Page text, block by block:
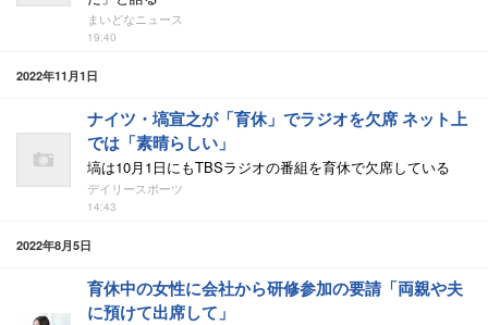
まいどなニュース
19:40
2022年11月1日
ナイツ・塙宣之が「育休」でラジオを欠席 ネット上
では「素晴らしい」
塙は10月1日にもTBSラジオの番組を育休で欠席している
デイリースポーツ
14:43
2022年8月5日
育休中の女性に会社から研修参加の要請「両親や夫
に預けて出席して」